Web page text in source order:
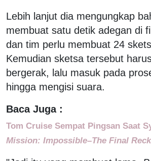
Lebih lanjut dia mengungkap
membuat satu detik adegan di
dan tim perlu membuat 24
Kemudian sketsa tersebut
bergerak, lalu masuk pada
hingga mengisi suara.
Baca Juga :
Tom Cruise Sempat Pingsan Saat
Mission: Impossible–The Final